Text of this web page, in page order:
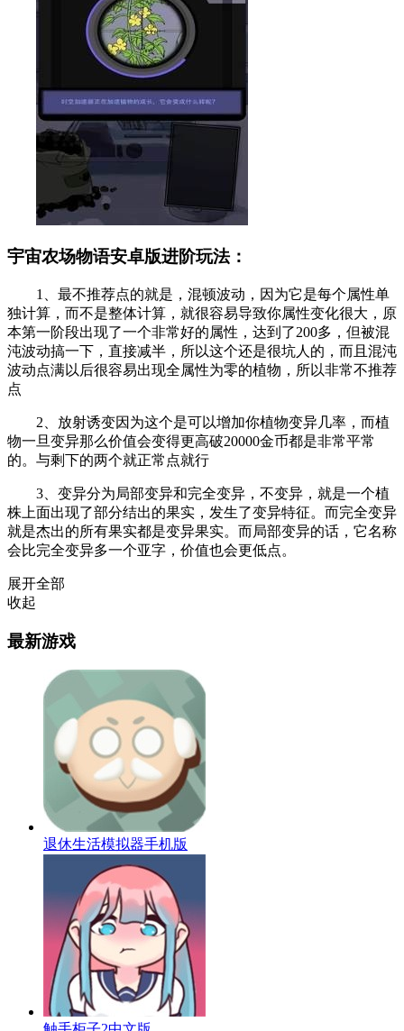
宇宙农场物语安卓版进阶玩法：
1、最不推荐点的就是，混顿波动，因为它是每个属性单
独计算，而不是整体计算，就很容易导致你属性变化很大，原
本第一阶段出现了一个非常好的属性，达到了200多，但被混
沌波动搞一下，直接减半，所以这个还是很坑人的，而且混沌
波动点满以后很容易出现全属性为零的植物，所以非常不推荐
点
2、放射诱变因为这个是可以增加你植物变异几率，而植
物一旦变异那么价值会变得更高破20000金币都是非常平常
的。与剩下的两个就正常点就行
3、变异分为局部变异和完全变异，不变异，就是一个植
株上面出现了部分结出的果实，发生了变异特征。而完全变异
就是杰出的所有果实都是变异果实。而局部变异的话，它名称
会比完全变异多一个亚字，价值也会更低点。
展开全部
收起
最新游戏
退休生活模拟器手机版